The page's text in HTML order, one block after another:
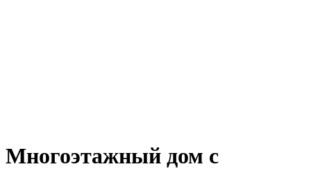
Многоэтажный дом с